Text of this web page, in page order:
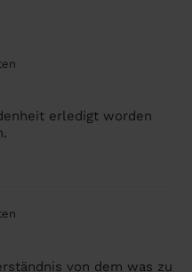
erledigt worden
von dem was zu